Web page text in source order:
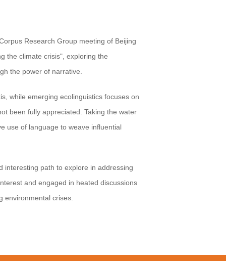
Research Group meeting of Beijing
the climate crisis", exploring the
the power of narrative.
while emerging ecolinguistics focuses on
been fully appreciated. Taking the water
use of language to weave influential
interesting path to explore in addressing
and engaged in heated discussions
environmental crises.